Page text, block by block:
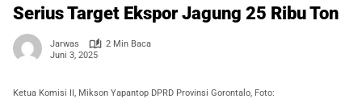
Serius Target Ekspor Jagung 25 Ribu Ton
Jarwas
2 Min Baca
Juni 3, 2025
Ketua Komisi II, Mikson Yapantop DPRD Provinsi Gorontalo, Foto: